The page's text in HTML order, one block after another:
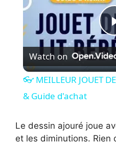
Watch on
👓 MEILLEUR JOUET
& Guide d'achat
Le dessin ajouré joue
et les diminutions. Rien